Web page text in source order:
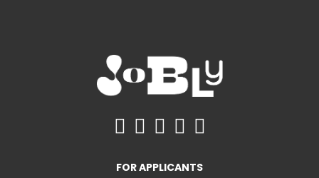
FOR APPLICANTS